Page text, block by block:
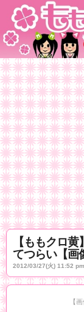
【ももクロ
てつらい【画
2012/03/27(火) 11:52 pm
【